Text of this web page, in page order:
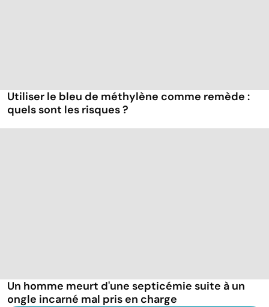
Utiliser le bleu de méthylène comme remède :
quels sont les risques ?
Un homme meurt d'une septicémie suite à un
ongle incarné mal pris en charge